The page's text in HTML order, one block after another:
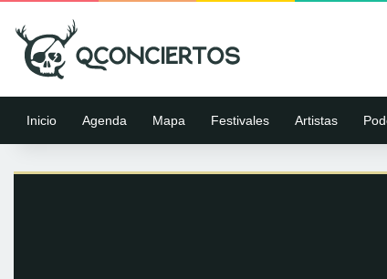
Inicio Agenda Mapa Festivales Artistas